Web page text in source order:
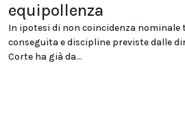
equipollenza
In ipotesi di non coincidenza nominale
conseguita e discipline previste dalle
Corte ha già da...